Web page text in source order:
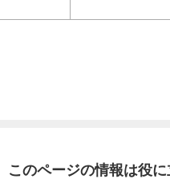
このページの情報は役